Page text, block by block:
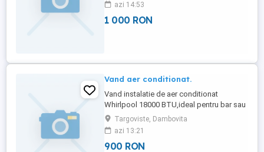
azi 14:53
1 000 RON
Vand aer conditionat.
Vand instalatie de aer conditionat
Whirlpool 18000 BTU,ideal pentru bar sau
living mare... Este in conditii f.bune de
functionare,a fost servisat de f.putin
timp(curatenie generala).
Targoviste, Dambovita
azi 13:21
900 RON